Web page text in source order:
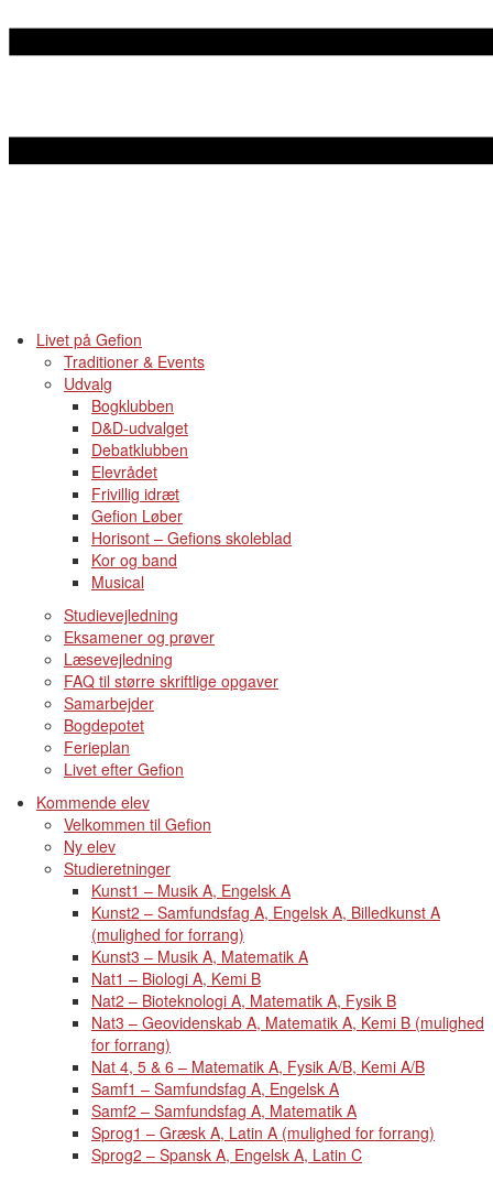
Livet på Gefion
Traditioner & Events
Udvalg
Bogklubben
D&D-udvalget
Debatklubben
Elevrådet
Frivillig idræt
Gefion Løber
Horisont – Gefions skoleblad
Kor og band
Musical
Studievejledning
Eksamener og prøver
Læsevejledning
FAQ til større skriftlige opgaver
Samarbejder
Bogdepotet
Ferieplan
Livet efter Gefion
Kommende elev
Velkommen til Gefion
Ny elev
Studieretninger
Kunst1 – Musik A, Engelsk A
Kunst2 – Samfundsfag A, Engelsk A, Billedkunst A
(mulighed for forrang)
Kunst3 – Musik A, Matematik A
Nat1 – Biologi A, Kemi B
Nat2 – Bioteknologi A, Matematik A, Fysik B
Nat3 – Geovidenskab A, Matematik A, Kemi B (mulighed
for forrang)
Nat 4, 5 & 6 – Matematik A, Fysik A/B, Kemi A/B
Samf1 – Samfundsfag A, Engelsk A
Samf2 – Samfundsfag A, Matematik A
Sprog1 – Græsk A, Latin A (mulighed for forrang)
Sprog2 – Spansk A, Engelsk A, Latin C